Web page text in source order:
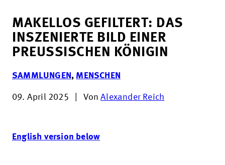
MAKELLOS GEFILTERT: DAS
INSZENIERTE BILD EINER
PREUSSISCHEN KÖNIGIN
SAMMLUNGEN , MENSCHEN
09. April 2025 VonAlexander Reich
English version below